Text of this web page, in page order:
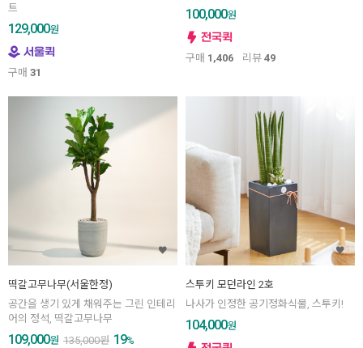
트
129,000원
구매 31
100,000원
구매 1,406 리뷰 49
떡갈고무나무(서울한정)
공간을 생기 있게 채워주는 그린 인테리
어의 정석, 떡갈고무나무
109,000원 135,000원 19%
스투키 모던라인 2호
나사가 인정한 공기정화식물, 스투키!
104,000원